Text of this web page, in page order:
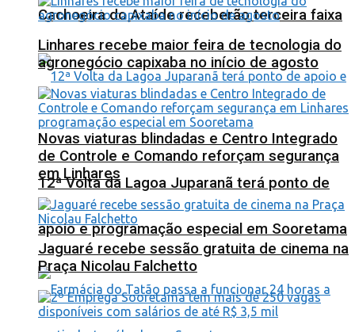
Cachoeira do Ataíde receberão terceira faixa
12ª Volta da Lagoa Juparanã terá ponto de
apoio e programação especial em Sooretama
Linhares recebe maior feira de tecnologia do
agronegócio capixaba no início de agosto
Novas viaturas blindadas e Centro Integrado
de Controle e Comando reforçam segurança
em Linhares
Jaguaré recebe sessão gratuita de cinema na
Praça Nicolau Falchetto